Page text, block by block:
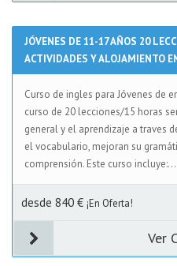
JÓVENES DE 11-17 AÑOS 20
ACTIVIDADES Y ALOJAMIENTO
Curso de ingles para Jóvenes de
curso de 20 lecciones/15 horas
general y el aprendizaje a traves
el vocabulario, mejoran su
comprensión. Este curso incluye:...
desde 840 € ¡En Oferta!
Ver